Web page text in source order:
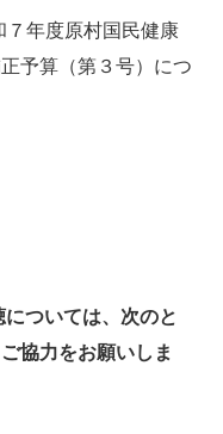
原村国民健康
予算（第３号）につ
ついては、次のと
協力をお願いしま